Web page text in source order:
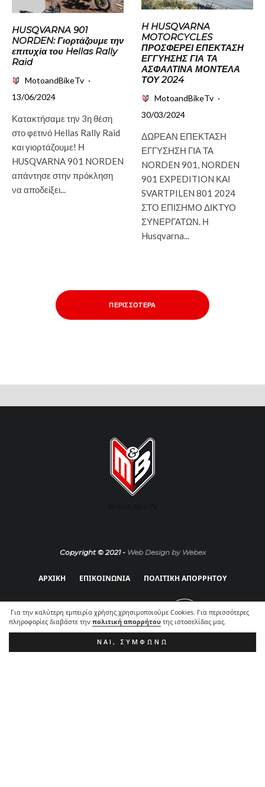
Για την καλύτερη εμπειρία χρήσης χρησιμοποιούμε Cookies. Για περισσότερες
πληροφορίες διαβάστε την πολιτική απορρήτου της ιστοσελίδας μας.
ΝΑΙ, ΣΥΜΦΩΝΏ
HUSQVARNA 901
NORDEN: Γιορτάζουμε την
επιτυχία του Hellas Rally
Raid
MotoandBikeTv ·
13/06/2024
Κατακτήσαμε την 3η θέση
στο φετινό Hellas Rally Raid
και γιορτάζουμε! Η
HUSQVARNA 901 NORDEN
απάντησε στην πρόκληση
να αποδείξει...
H HUSQVARNA
MOTORCYCLES
ΠΡΟΣΦΕΡΕΙ ΕΠΕΚΤΑΣΗ
ΕΓΓΥΗΣΗΣ ΓΙΑ ΤΑ
ΑΣΦΑΛΤΙΝΑ ΜΟΝΤΕΛΑ
ΤΟΥ 2024
MotoandBikeTv ·
30/03/2024
ΔΩΡΕΑΝ ΕΠΕΚΤΑΣΗ
ΕΓΓΥΣΗΣΗ ΓΙΑ ΤΑ
NORDEN 901, NORDEN
901 EXPEDITION ΚΑΙ
SVARTPILEN 801 2024
ΣΤΟ ΕΠΙΣΗΜΟ ΔΙΚΤΥΟ
ΣΥΝΕΡΓΑΤΩΝ. Η
Husqvarna...
ΠΕΡΙΣΣΌΤΕΡΑ
Copyright © 2021 - Web Design by Webex
ΑΡΧΙΚΗ ΕΠΙΚΟΙΝΩΝΙΑ ΠΟΛΙΤΙΚΗ ΑΠΟΡΡΗΤΟΥ